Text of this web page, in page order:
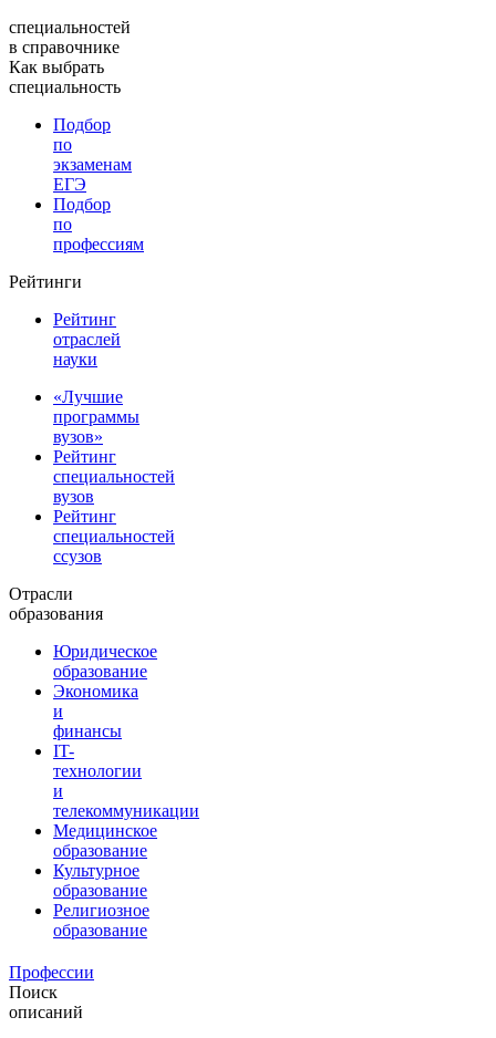
специальностей
в справочнике
Как выбрать
специальность
Подбор
по
экзаменам
ЕГЭ
Подбор
по
профессиям
Рейтинги
Рейтинг
отраслей
науки
«Лучшие
программы
вузов»
Рейтинг
специальностей
вузов
Рейтинг
специальностей
ссузов
Отрасли
образования
Юридическое
образование
Экономика
и
финансы
IT-
технологии
и
телекоммуникации
Медицинское
образование
Культурное
образование
Религиозное
образование
Профессии
Поиск
описаний